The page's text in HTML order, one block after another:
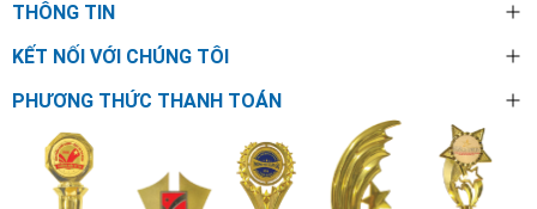
THÔNG TIN
KẾT NỐI VỚI CHÚNG TÔI
PHƯƠNG THỨC THANH TOÁN